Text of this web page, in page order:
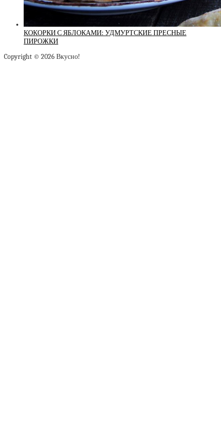
КОКОРКИ С ЯБЛОКАМИ: УДМУРТСКИЕ ПРЕСНЫЕ
ПИРОЖКИ
Copyright © 2026 Вкусно!